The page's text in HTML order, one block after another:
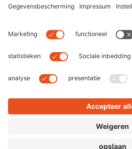
Next
Search
Recent Posts
en bij andere watersporten
7 mythes over onze ogen: feit
NEW IN: Hoffmann Natural